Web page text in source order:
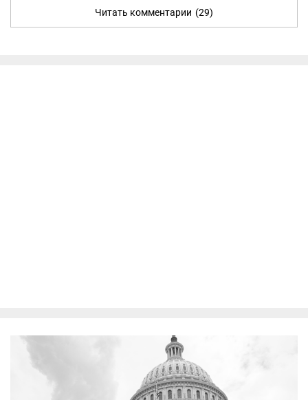
Читать комментарии (29)